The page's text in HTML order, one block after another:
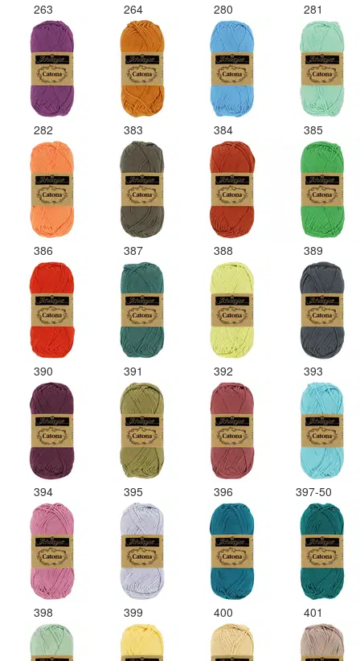
263 264 280 281
282 383 384 385
386 387 388 389
390 391 392 393
394 395 396 397-50
398 399 400 401